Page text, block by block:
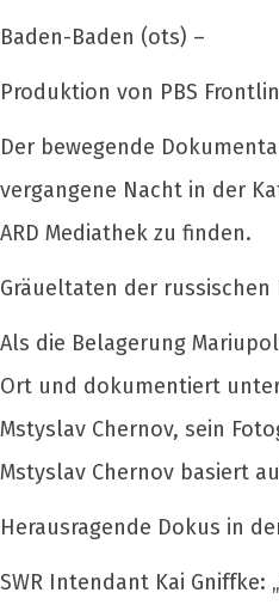
Baden-Baden (ots) –
Produktion von PBS
Der bewegende
vergangene Nacht in der
ARD Mediathek zu finden.
Gräueltaten der russischen
Als die Belagerung
Ort und dokumentiert
Mstyslav Chernov, sein
Mstyslav Chernov basiert
Herausragende Dokus in
SWR Intendant Kai Gniffke: